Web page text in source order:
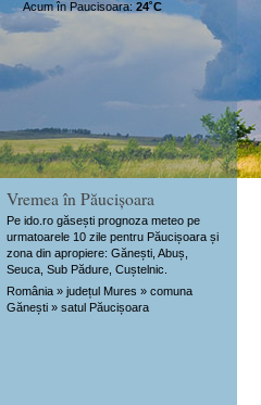
Vremea în Păucișoara
Pe ido.ro găsești prognoza meteo pe
urmatoarele 10 zile pentru Păucișoara și
zona din apropiere: Gănești, Abuș,
Seuca, Sub Pădure, Cuștelnic.
România » județul Mures » comuna
Gănești » satul Păucișoara
Acum în Paucisoara: 24˚C